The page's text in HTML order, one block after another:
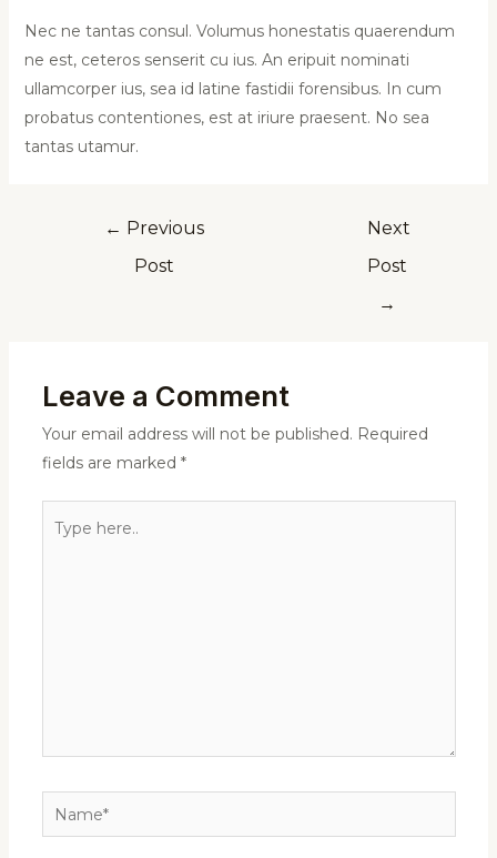
Nec ne tantas consul. Volumus honestatis quaerendum
ne est, ceteros senserit cu ius. An eripuit nominati
ullamcorper ius, sea id latine fastidii forensibus. In cum
probatus contentiones, est at iriure praesent. No sea
tantas utamur.
← Previous
Post
Next
Post
→
Leave a Comment
Your email address will not be published. Required
fields are marked *
here..
Name*